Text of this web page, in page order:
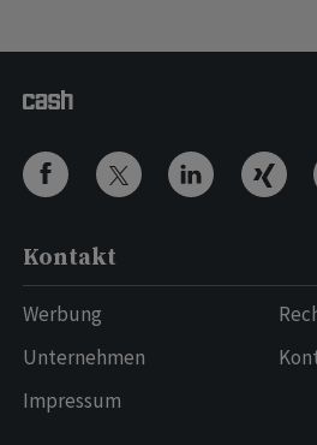
Kontakt
Werbung
Unternehmen
Impressum